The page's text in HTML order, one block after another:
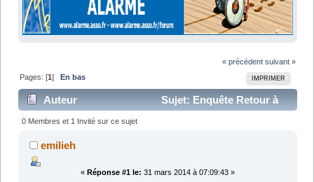
« précédent suivant »
IMPRIMER
Pages: [1] En bas
Auteur
Sujet: Enquête Retour à
l'emploi après la survenue d'une paraplégie (Lu 10378
fois)
0 Membres et 1 Invité sur ce sujet
emilieh
« Réponse #1 le: 31 mars 2014 à 07:09:43 »